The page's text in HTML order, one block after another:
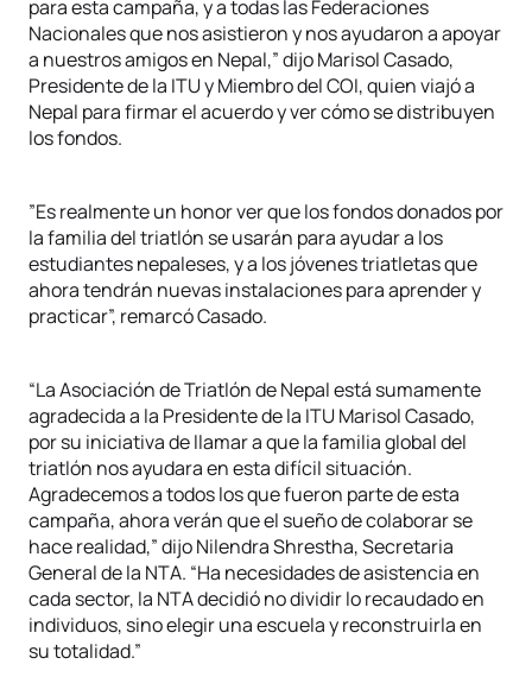
para esta campaña, y a todas las Federaciones
Nacionales que nos asistieron y nos ayudaron a apoyar
a nuestros amigos en Nepal,” dijo Marisol Casado,
Presidente de la ITU y Miembro del COI, quien viajó a
Nepal para firmar el acuerdo y ver cómo se distribuyen
los fondos.
”Es realmente un honor ver que los fondos donados por
la familia del triatlón se usarán para ayudar a los
estudiantes nepaleses, y a los jóvenes triatletas que
ahora tendrán nuevas instalaciones para aprender y
practicar”, remarcó Casado.
“La Asociación de Triatlón de Nepal está sumamente
agradecida a la Presidente de la ITU Marisol Casado,
por su iniciativa de llamar a que la familia global del
triatlón nos ayudara en esta difícil situación.
Agradecemos a todos los que fueron parte de esta
campaña, ahora verán que el sueño de colaborar se
hace realidad,” dijo Nilendra Shrestha, Secretaria
General de la NTA. “Ha necesidades de asistencia en
cada sector, la NTA decidió no dividir lo recaudado en
individuos, sino elegir una escuela y reconstruirla en
su totalidad.”